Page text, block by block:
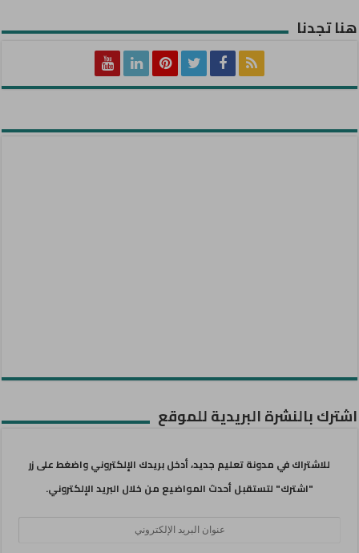
هنا تجدنا
اشترك بالنشرة البريدية للموقع
للاشتراك في مدونة تعليم جديد، أدخل بريدك الإلكتروني واضغط على زر
"اشترك" لتستقبل أحدث المواضيع من خلال البريد الإلكتروني.